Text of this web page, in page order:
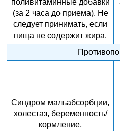
поливитаминные добавки
(за 2 часа до приема). Не
следует принимать, если
пища не содержит жира.
Синдром мальабсорбции,
холестаз, беременность/
кормление,